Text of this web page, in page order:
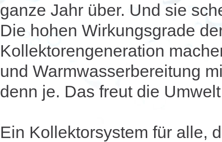
ganze Jahr über. Und sie
Die hohen Wirkungsgrade
Kollektorengeneration
und Warmwasserbereitung
denn je. Das freut die
Ein Kollektorsystem für alle,